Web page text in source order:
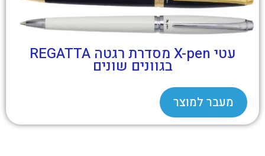
עטי X-pen מסדרת רגטה REGATTA
בגוונים שונים
מעבר למוצר